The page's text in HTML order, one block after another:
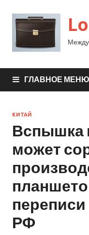
ГЛАВНОЕ МЕНЮ
КИТАЙ
Вспышка
может
РФ